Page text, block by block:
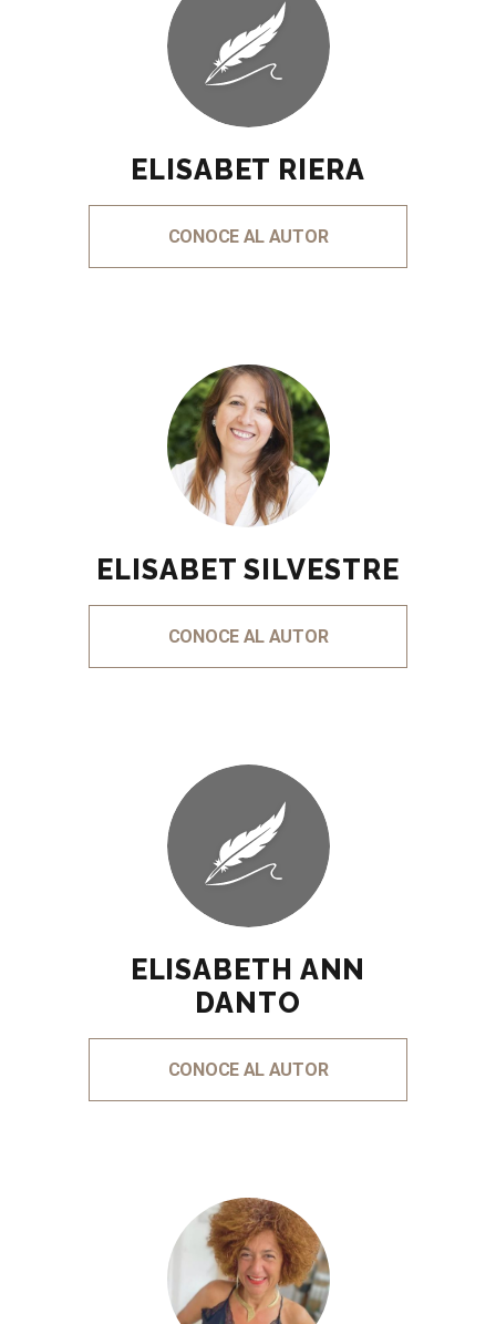
ELISABET RIERA
CONOCE AL AUTOR
ELISABET SILVESTRE
CONOCE AL AUTOR
ELISABETH ANN
DANTO
CONOCE AL AUTOR